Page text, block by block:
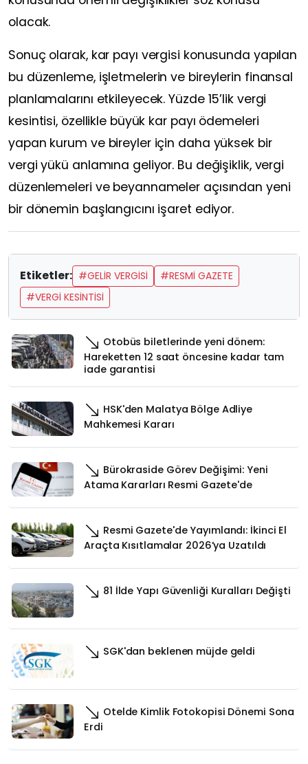
olacak.
Sonuç olarak, kar payı vergisi konusunda yapılan
bu düzenleme, işletmelerin ve bireylerin finansal
planlamalarını etkileyecek. Yüzde 15’lik vergi
kesintisi, özellikle büyük kar payı ödemeleri
yapan kurum ve bireyler için daha yüksek bir
vergi yükü anlamına geliyor. Bu değişiklik, vergi
düzenlemeleri ve beyannameler açısından yeni
bir dönemin başlangıcını işaret ediyor.
Etiketler: #GELIR VERGISI
#RESMI GAZETE
#VERGI KESINTISI
Otobüs biletlerinde yeni dönem:
Hareketten 12 saat öncesine kadar tam
iade garantisi
HSK'den Malatya Bölge Adliye
Mahkemesi Kararı
Bürokraside Görev Değişimi: Yeni
Atama Kararları Resmi Gazete'de
Resmi Gazete'de Yayımlandı: İkinci El
Araçta Kısıtlamalar 2026’ya Uzatıldı
81 İlde Yapı Güvenliği Kuralları Değişti
SGK'dan beklenen müjde geldi
Otelde Kimlik Fotokopisi Dönemi Sona
Erdi